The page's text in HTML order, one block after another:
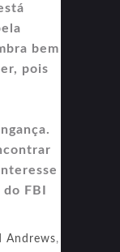
bem
pois
FBI
Andrews,